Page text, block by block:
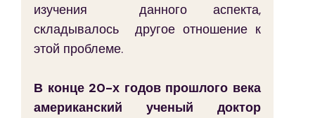
изучения  данного аспекта,
складывалось  другое отношение к
этой проблеме.
В конце 20-х годов прошлого века
американский ученый доктор